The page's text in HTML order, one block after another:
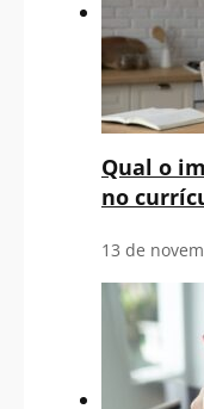
Qual o
no
13 de